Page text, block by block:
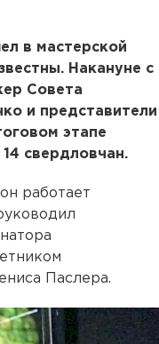
в мастерской
Накануне с
Совета
и представители
этапе
свердловчан.
работает
Паслера.